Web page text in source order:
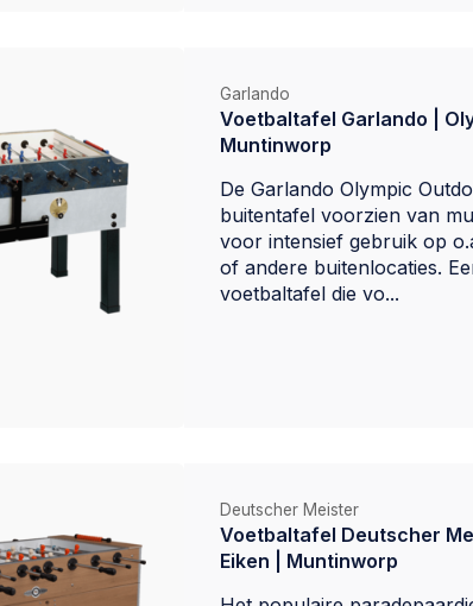
Garlando
Voetbaltafel Garlando |
Muntinworp
De Garlando Olympic
buitentafel voorzien van
voor intensief gebruik op
of andere buitenlocaties.
voetbaltafel die vo...
Deutscher Meister
Voetbaltafel Deutscher
Eiken | Muntinworp